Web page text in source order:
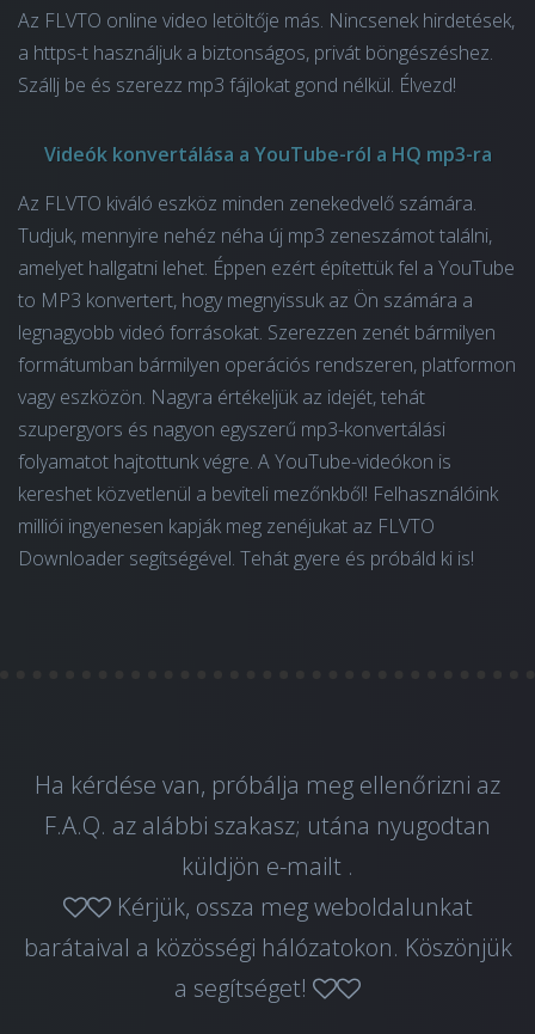
Az FLVTO online video letöltője más. Nincsenek hirdetések,
a https-t használjuk a biztonságos, privát böngészéshez.
Szállj be és szerezz mp3 fájlokat gond nélkül. Élvezd!
Videók konvertálása a YouTube-ról a HQ mp3-ra
Az FLVTO kiváló eszköz minden zenekedvelő számára.
Tudjuk, mennyire nehéz néha új mp3 zeneszámot találni,
amelyet hallgatni lehet. Éppen ezért építettük fel a YouTube
to MP3 konvertert, hogy megnyissuk az Ön számára a
legnagyobb videó forrásokat. Szerezzen zenét bármilyen
formátumban bármilyen operációs rendszeren, platformon
vagy eszközön. Nagyra értékeljük az idejét, tehát
szupergyors és nagyon egyszerű mp3-konvertálási
folyamatot hajtottunk végre. A YouTube-videókon is
kereshet közvetlenül a beviteli mezőnkből! Felhasználóink
milliói ingyenesen kapják meg zenéjukat az FLVTO
Downloader segítségével. Tehát gyere és próbáld ki is!
Ha kérdése van, próbálja meg ellenőrizni az
F.A.Q. az alábbi szakasz; utána nyugodtan
küldjön e-mailt .
Kérjük, ossza meg weboldalunkat
barátaival a közösségi hálózatokon. Köszönjük
a segítséget!